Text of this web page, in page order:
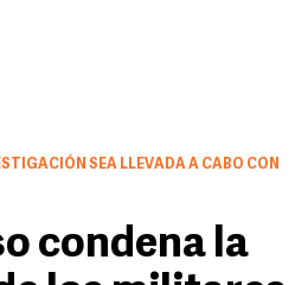
SEA LLEVADA A CABO CON
condena la